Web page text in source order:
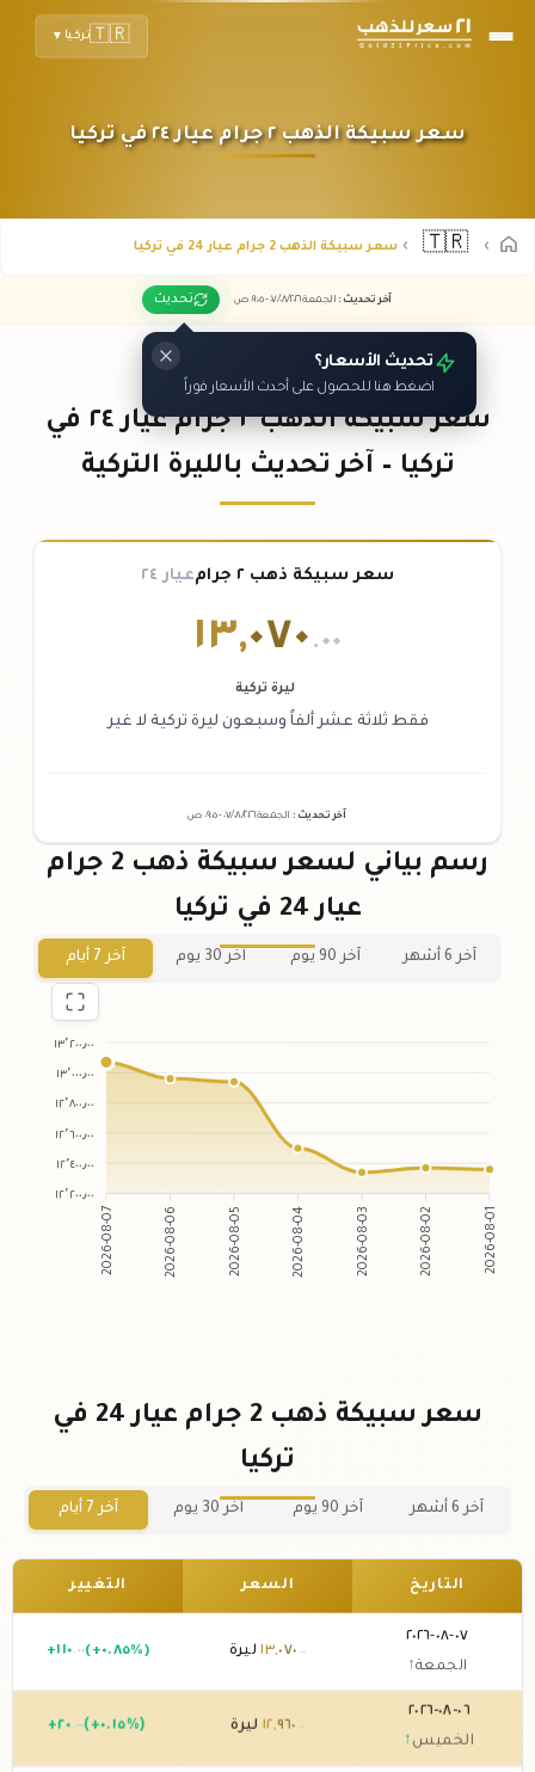
🇹🇷تركيا ▼
سعر سبيكة الذهب ٢ جرام عيار ٢٤ في تركيا
🇹🇷 سعر سبيكة الذهب 2 جرام عيار 24 في تركيا
آخر تحديث : الجمعة ٠٧ /٠٨/٢٠٢٦ - ٠٩:٠٥ ص تحديث
تحديث الأسعار؟
اضغط هنا للحصول على أحدث الأسعار فوراً
سعر سبيكة الذهب ٢ جرام عيار ٢٤ في
تركيا – آخر تحديث بالليرة التركية
سعر سبيكة ذهب ٢ جرام عيار ٢٤
١٣,٠٧٠ .٠٠
ليرة تركية
فقط ثلاثة عشر ألفاً وسبعون ليرة تركية لا غير
آخر تحديث : الجمعة ٠٧ /٠٨/٢٠٢٦ - ٠٩:٠٥ ص
رسم بياني لسعر سبيكة ذهب 2 جرام
عيار 24 في تركيا
آخر 6 أشهر آخر 90 يوم آخر 30 يوم آخر 7 أيام
١٣٬٢٠٠٫٠٠
١٣٬٠٠٠٫٠٠
١٢٬٨٠٠٫٠٠
١٢٬٦٠٠٫٠٠
١٢٬٤٠٠٫٠٠
١٢٬٢٠٠٫٠٠
2026-08-07 2026-08-06 2026-08-05 2026-08-04 2026-08-03 2026-08-02 2026-08-01
سعر سبيكة ذهب 2 جرام عيار 24 في
تركيا
آخر 6 أشهر آخر 90 يوم آخر 30 يوم آخر 7 أيام
التاريخ السعر التغيير
٠٧-٠٨-٢٠٢٦
الجمعة↑
١٣,٠٧٠ .٠٠ ليرة +١١٠ .٠٠ (+٠.٨٥%)
٠٦-٠٨-٢٠٢٦
الخميس ↑
١٢,٩٦٠ ليرة +٢٠ .٠٠ (+٠.١٥%)